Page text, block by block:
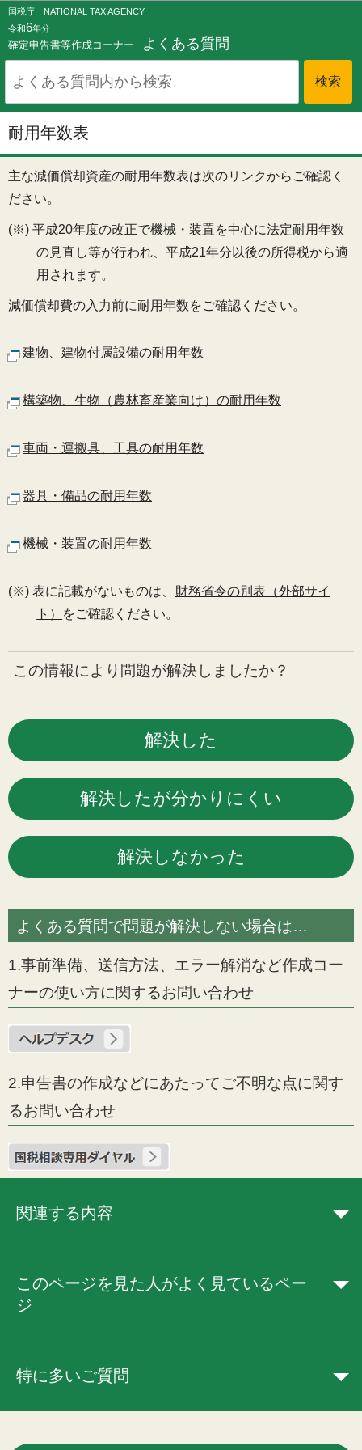
このページの本文へ移動
国税庁 NATIONAL TAX AGENCY
令和6年分
確定申告書等作成コーナー よくある質問
耐用年数表
主な減価償却資産の耐用年数表は次のリンクからご確認く
ださい。
(※) 平成20年度の改正で機械・装置を中心に法定耐用年数
の見直し等が行われ、平成21年分以後の所得税から適
用されます。
減価償却費の入力前に耐用年数をご確認ください。
建物、建物付属設備の耐用年数
構築物、生物（農林畜産業向け）の耐用年数
車両・運搬具、工具の耐用年数
器具・備品の耐用年数
機械・装置の耐用年数
(※) 表に記載がないものは、
財務省令の別表（外部サイ
ト）
をご確認ください。
この情報により問題が解決しましたか？
よくある質問で問題が解決しない場合は…
1.事前準備、送信方法、エラー解消など作成コー
ナーの使い方に関するお問い合わせ
2.申告書の作成などにあたってご不明な点に関す
るお問い合わせ
関連する内容
このページを見た人がよく見ているペー
ジ
特に多いご質問